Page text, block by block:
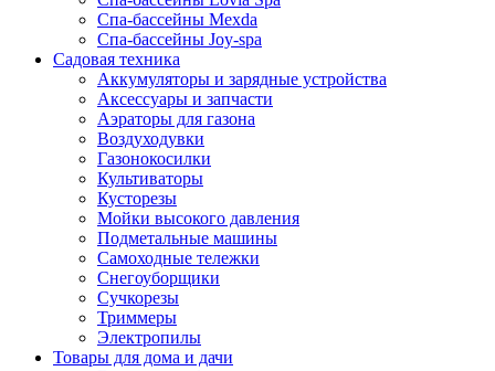
Спа-бассейны Mexda
Спа-бассейны Joy-spa
Садовая техника
Аккумуляторы и зарядные устройства
Аксессуары и запчасти
Аэраторы для газона
Воздуходувки
Газонокосилки
Культиваторы
Кусторезы
Мойки высокого давления
Подметальные машины
Самоходные тележки
Снегоуборщики
Сучкорезы
Триммеры
Электропилы
Товары для дома и дачи